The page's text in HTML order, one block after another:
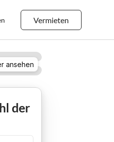
Vermieten
ansehen
der